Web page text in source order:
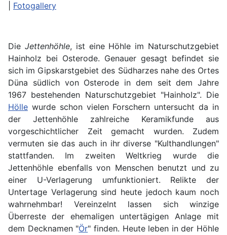
Fotogallery
Die Jettenhöhle, ist eine Höhle im Naturschutzgebiet
Hainholz bei Osterode. Genauer gesagt befindet sie
sich im Gipskarstgebiet des Südharzes nahe des Ortes
Düna südlich von Osterode in dem seit dem Jahre
1967 bestehenden Naturschutzgebiet "Hainholz". Die
Hölle wurde schon vielen Forschern untersucht da in
der Jettenhöhle zahlreiche Keramikfunde aus
vorgeschichtlicher Zeit gemacht wurden. Zudem
vermuten sie das auch in ihr diverse "Kulthandlungen"
stattfanden. Im zweiten Weltkrieg wurde die
Jettenhöhle ebenfalls von Menschen benutzt und zu
einer U-Verlagerung umfunktioniert. Relikte der
Untertage Verlagerung sind heute jedoch kaum noch
wahrnehmbar! Vereinzelnt lassen sich winzige
Überreste der ehemaligen untertägigen Anlage mit
dem Decknamen "Ör" finden. Heute leben in der Höhle